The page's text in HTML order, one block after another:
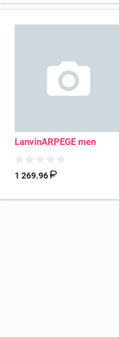
LanvinARPEGE men
1 269.96